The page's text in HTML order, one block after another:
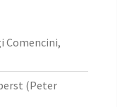
Comencini,
(Peter